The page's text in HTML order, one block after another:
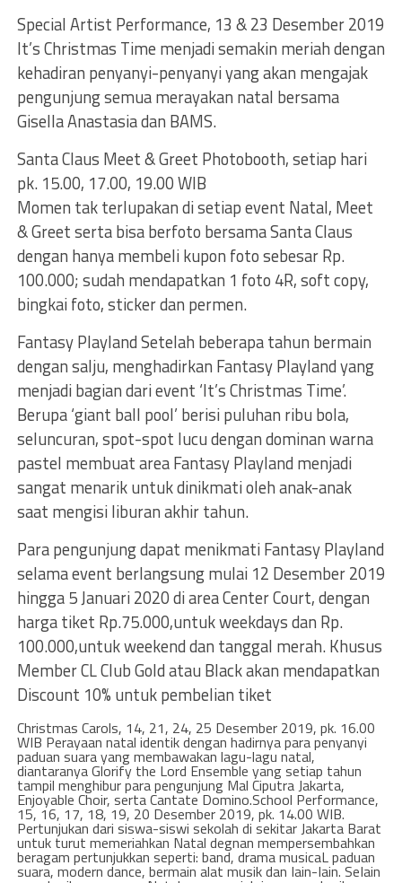
Special Artist Performance, 13 & 23 Desember 2019
It’s Christmas Time menjadi semakin meriah dengan
kehadiran penyanyi-penyanyi yang akan mengajak
pengunjung semua merayakan natal bersama
Gisella Anastasia dan BAMS.
Santa Claus Meet & Greet Photobooth, setiap hari
pk. 15.00, 17.00, 19.00 WIB
Momen tak terlupakan di setiap event Natal, Meet
& Greet serta bisa berfoto bersama Santa Claus
dengan hanya membeli kupon foto sebesar Rp.
100.000; sudah mendapatkan 1 foto 4R, soft copy,
bingkai foto, sticker dan permen.
Fantasy Playland Setelah beberapa tahun bermain
dengan salju, menghadirkan Fantasy Playland yang
menjadi bagian dari event ‘It’s Christmas Time’.
Berupa ‘giant ball pool’ berisi puluhan ribu bola,
seluncuran, spot-spot lucu dengan dominan warna
pastel membuat area Fantasy Playland menjadi
sangat menarik untuk dinikmati oleh anak-anak
saat mengisi liburan akhir tahun.
Para pengunjung dapat menikmati Fantasy Playland
selama event berlangsung mulai 12 Desember 2019
hingga 5 Januari 2020 di area Center Court, dengan
harga tiket Rp.75.000,untuk weekdays dan Rp.
100.000,untuk weekend dan tanggal merah. Khusus
Member CL Club Gold atau Black akan mendapatkan
Discount 10% untuk pembelian tiket
Christmas Carols, 14, 21, 24, 25 Desember 2019, pk. 16.00
WIB Perayaan natal identik dengan hadirnya para penyanyi
paduan suara yang membawakan lagu-lagu natal,
diantaranya Glorify the Lord Ensemble yang setiap tahun
tampil menghibur para pengunjung Mal Ciputra Jakarta,
Enjoyable Choir, serta Cantate Domino.School Performance,
15, 16, 17, 18, 19, 20 Desember 2019, pk. 14.00 WIB.
Pertunjukan dari siswa-siswi sekolah di sekitar Jakarta Barat
untuk turut memeriahkan Natal degnan mempersembahkan
beragam pertunjukkan seperti: band, drama musicaL paduan
suara, modern dance, bermain alat musik dan Iain-Iain. SeIain